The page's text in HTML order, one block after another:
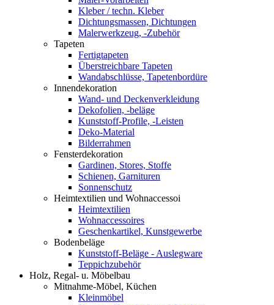
Kleber / techn. Kleber
Dichtungsmassen, Dichtungen
Malerwerkzeug, -Zubehör
Tapeten
Fertigtapeten
Überstreichbare Tapeten
Wandabschlüsse, Tapetenbordüre
Innendekoration
Wand- und Deckenverkleidung
Dekofolien, -beläge
Kunststoff-Profile, -Leisten
Deko-Material
Bilderrahmen
Fensterdekoration
Gardinen, Stores, Stoffe
Schienen, Garnituren
Sonnenschutz
Heimtextilien und Wohnaccessoi
Heimtextilien
Wohnaccessoires
Geschenkartikel, Kunstgewerbe
Bodenbeläge
Kunststoff-Beläge - Auslegware
Teppichzubehör
Holz, Regal- u. Möbelbau
Mitnahme-Möbel, Küchen
Kleinmöbel